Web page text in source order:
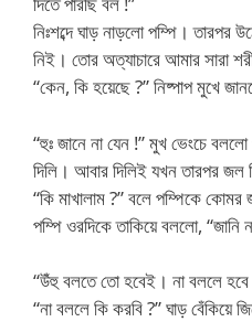
নিঃশব্দে ঘাড় নাড়লো পম্পি। তারপর
নিই। তোর অত্যাচারে আমার সারা
“কেন, কি হয়েছে ?” নিষ্পাপ মুখে
“হুঃ জানে না যেন !” মুখ ভেংচে বললো
দিলি। আবার দিলিই যখন তারপর জল
“কি মাখালাম ?” বলে পম্পিকে কোমর
পম্পি ওরদিকে তাকিয়ে বললো,
“উঁহু বলতে তো হবেই। না বললে হবে
“না বললে কি করবি ?” ঘাড় বেঁকিয়ে